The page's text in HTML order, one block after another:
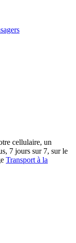
cellulaire, un
7 jours sur 7, sur le
Transport à la